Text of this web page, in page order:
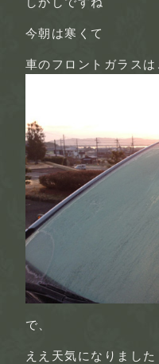
今朝は寒くて
車のフロントガラス
で、
ええ天気になりました